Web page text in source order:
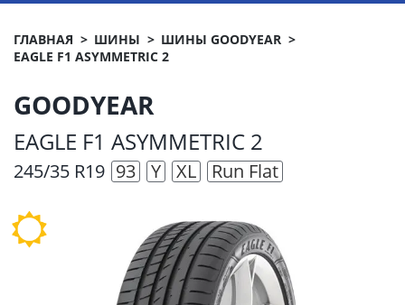
ГЛАВНАЯ ШИНЫ
ШИНЫ GOODYEAR
EAGLE F1 ASYMMETRIC 2
GOODYEAR
EAGLE F1 ASYMMETRIC 2
245/35 R19 93 Y XL Run Flat